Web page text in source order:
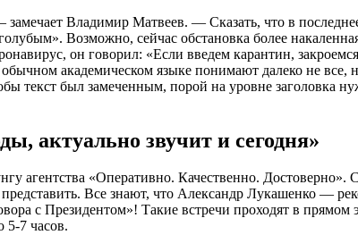
Владимир Матвеев. — Сказать, что в
Возможно, сейчас обстановка более
он говорил: «Если введем карантин,
академическом языке понимают далеко не все,
текст был замеченным, порой на уровне заголовка
актуально звучит и сегодня»
агентства «Оперативно. Качественно.
Все знают, что Александр Лукашенко —
с Президентом»! Такие встречи проходят в
5-7 часов.